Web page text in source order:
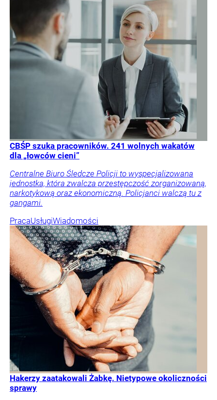
CBŚP szuka pracowników. 241 wolnych wakatów
dla „łowców cieni”
Centralne Biuro Śledcze Policji to wyspecjalizowana
jednostka, która zwalcza przestępczość zorganizowaną,
narkotykową oraz ekonomiczną. Policjanci walczą tu z
gangami.
PracaUsługiWiadomości
Hakerzy zaatakowali Żabkę. Nietypowe okoliczności
sprawy